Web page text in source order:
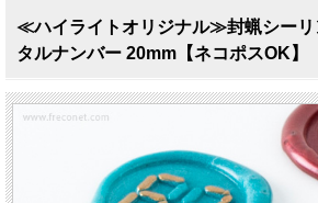
≪ハイライトオリジナル≫封蝋シーリ
タルナンバー 20mm【ネコポスOK】